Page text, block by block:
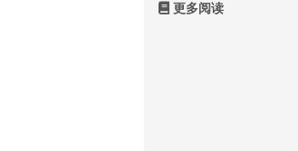
更多阅读